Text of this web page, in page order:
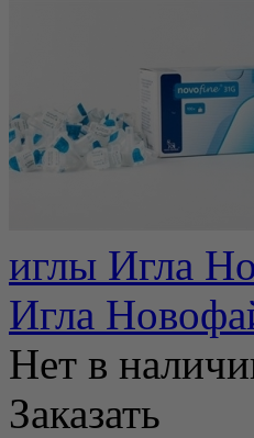
иглы Игла
Игла
Нет в
Заказать